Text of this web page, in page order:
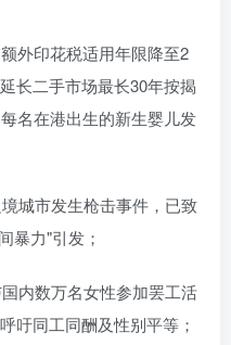
外印花税适用年限降至2
长二手市场最长30年按揭
名在港出生的新生婴儿发
城市发生枪击事件，已致
暴力"引发；
内数万名女性参加罢工活
吁同工同酬及性别平等；